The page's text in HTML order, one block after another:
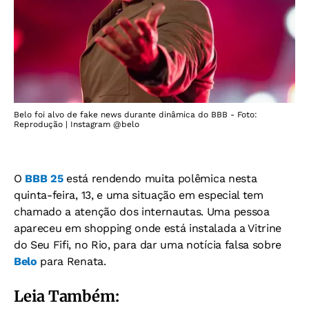
Belo foi alvo de fake news durante dinâmica do BBB - Foto:
Reprodução | Instagram @belo
O BBB 25está rendendo muita polêmica nesta
quinta-feira, 13, e uma situação em especial tem
chamado a atenção dos internautas. Uma pessoa
apareceu em shopping onde está instalada a Vitrine
do Seu Fifi, no Rio, para dar uma notícia falsa sobre
Belo para Renata.
Leia Também: